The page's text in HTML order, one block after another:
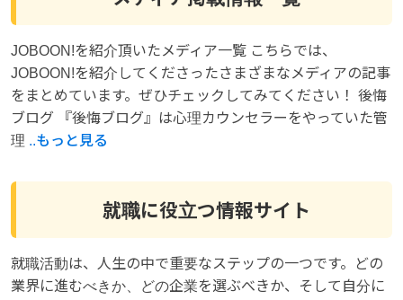
JOBOON!を紹介頂いたメディア一覧 こちらでは、
JOBOON!を紹介してくださったさまざまなメディアの記事
をまとめています。ぜひチェックしてみてください！ 後悔
ブログ 『後悔ブログ』は心理カウンセラーをやっていた管
理 ..もっと見る
就職に役立つ情報サイト
就職活動は、人生の中で重要なステップの一つです。どの
業界に進むべきか、どの企業を選ぶべきか、そして自分に